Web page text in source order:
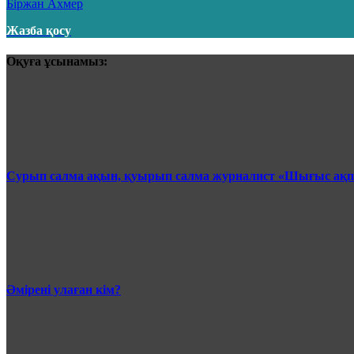
Бiржан Ахмер
Жазба қосу
Оқуға ұсынамыз:
Сурып салма ақын, қуырып салма журналист «Шығыс
Әмірені улаған кім?